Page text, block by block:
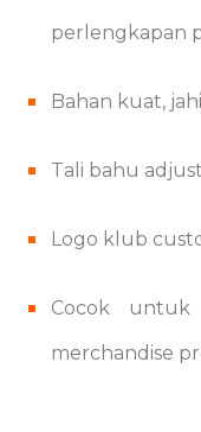
perlengkapan
Bahan kuat,
Tali bahu
Logo klub
Cocok
merchandise